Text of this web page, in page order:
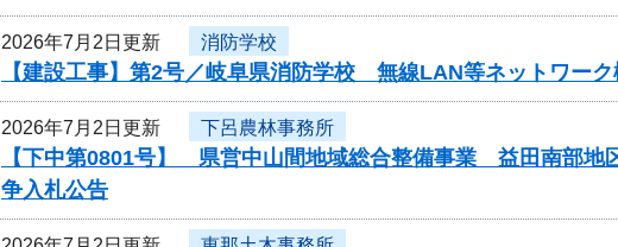
2026年7月2日更新 消防学校
【建設工事】第2号／岐阜県消防学校 無線LAN等ネットワー
2026年7月2日更新 下呂農林事務所
【下中第0801号】 県営中山間地域総合整備事業 益田南部
争入札公告